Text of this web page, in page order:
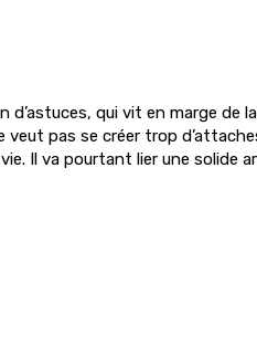
d’astuces, qui vit en marge de
pas se créer trop
Il va pourtant lier une solide